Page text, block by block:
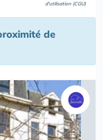
d'utilisation (CGU)
de